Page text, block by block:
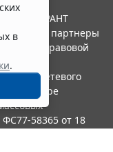
в
.
ГАРАНТ
и ее партнеры
правовой
сетевого
в сфере
58365 от 18